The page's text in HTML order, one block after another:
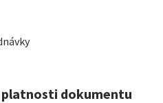
dokumentu